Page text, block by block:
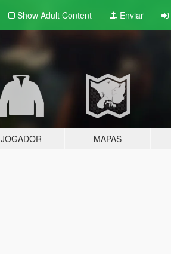
Show Adult Content Enviar
JOGADOR MAPAS